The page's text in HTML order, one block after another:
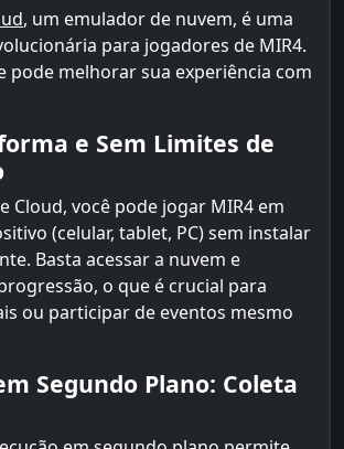
, um emulador de nuvem, é uma
para jogadores de MIR4.
pode melhorar sua experiência com
e Sem Limites de
Cloud, você pode jogar MIR4 em
(celular, tablet, PC) sem instalar
Basta acessar a nuvem e
o que é crucial para
ou participar de eventos mesmo
Segundo Plano: Coleta